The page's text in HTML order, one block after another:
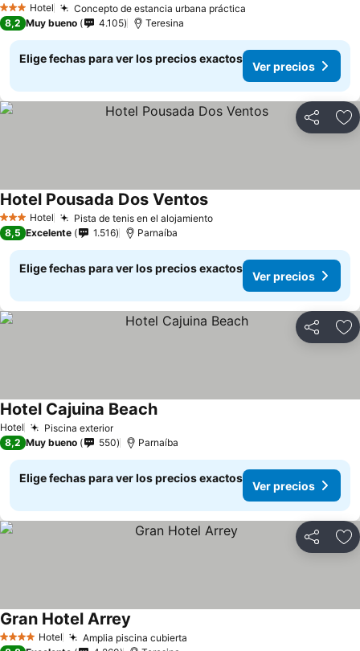
3 Estrellas
Hotel Concepto de estancia urbana práctica
8,2 Muy bueno 4.105 Teresina
Elige fechas para ver los precios exactos
Ver precios
Compartir
3 Estrellas
Hotel Pista de tenis en el alojamientoVer precios
Hotel Pousada Dos VentosVer precios
8,5 Excelente 1.516 Parnaíba
Elige fechas para ver los precios exactos
Ver precios
Compartir
Hotel Piscina exteriorVer precios
Hotel Cajuina BeachVer precios
8,2 Muy bueno 550 Parnaíba
Elige fechas para ver los precios exactos
Ver precios
Compartir
4 EstrellasHotel Amplia piscina cubierta
Gran Hotel Arrey